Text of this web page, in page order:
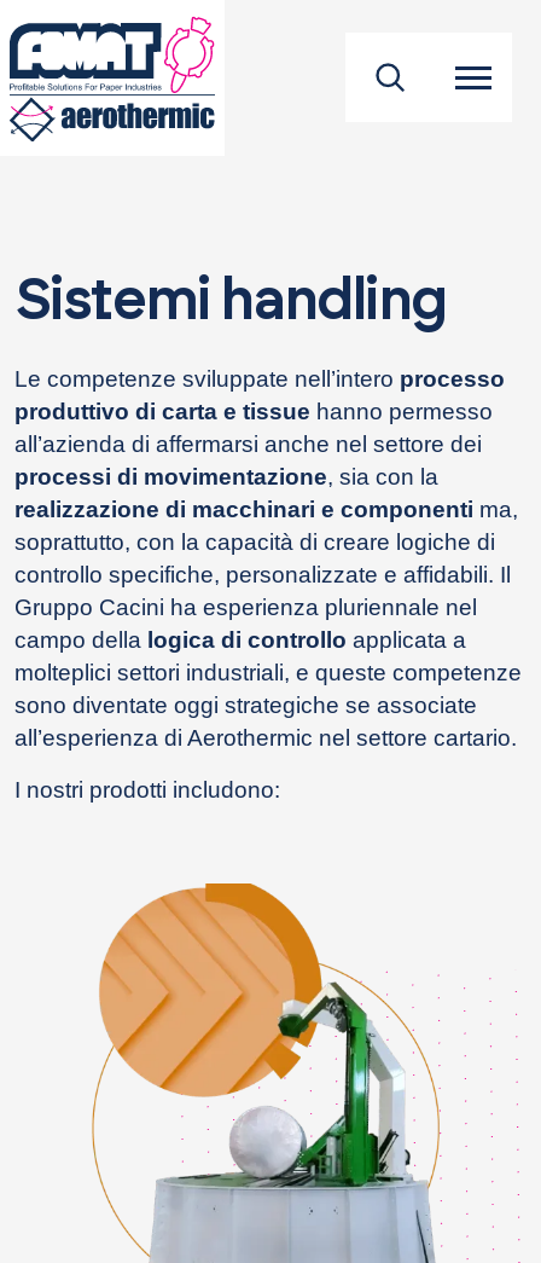
Sistemi handling
Le competenze sviluppate nell’intero processo
produttivo di carta e tissue hanno permesso
all’azienda di affermarsi anche nel settore dei
processi di movimentazione, sia con la
realizzazione di macchinari e componenti ma,
soprattutto, con la capacità di creare logiche di
controllo specifiche, personalizzate e affidabili. Il
Gruppo Cacini ha esperienza pluriennale nel
campo della logica di controllo applicata a
molteplici settori industriali, e queste competenze
sono diventate oggi strategiche se associate
all’esperienza di Aerothermic nel settore cartario.
I nostri prodotti includono: